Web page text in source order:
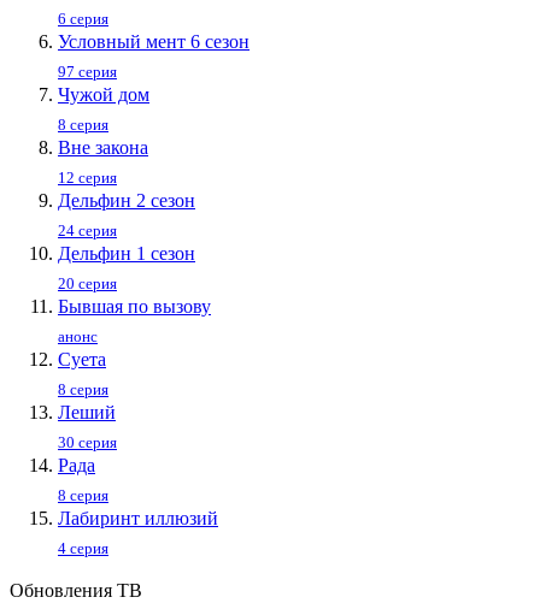
6 серия
Условный мент 6 сезон
97 серия
Чужой дом
8 серия
Вне закона
12 серия
Дельфин 2 сезон
24 серия
Дельфин 1 сезон
20 серия
Бывшая по вызову
анонс
Суета
8 серия
Леший
30 серия
Рада
8 серия
Лабиринт иллюзий
4 серия
Обновления ТВ